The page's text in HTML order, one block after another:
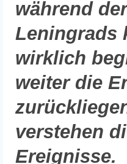
während
Leningrads
wirklich
weiter die
verstehen
Ereignisse.